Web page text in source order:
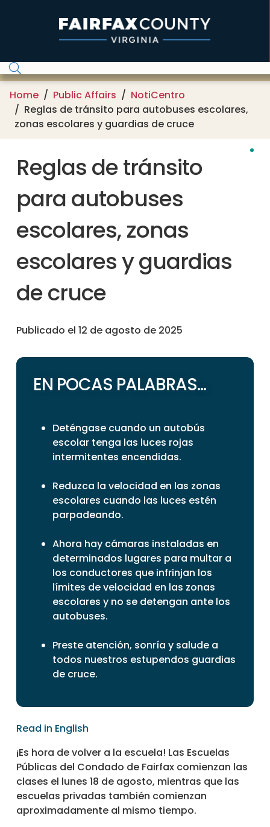
Home Public Affairs
NotiCentro
Reglas de tránsito para autobuses escolares,
zonas escolares y guardias de cruce
Reglas de tránsito
para autobuses
escolares, zonas
escolares y guardias
de cruce
Publicado el 12 de agosto de 2025
EN POCAS PALABRAS...
Deténgase cuando un autobús
escolar tenga las luces rojas
intermitentes encendidas.
Reduzca la velocidad en las zonas
escolares cuando las luces estén
parpadeando.
Ahora hay cámaras instaladas en
determinados lugares para multar a
los conductores que infrinjan los
límites de velocidad en las zonas
escolares y no se detengan ante los
autobuses.
Preste atención, sonría y salude a
todos nuestros estupendos guardias
de cruce.
Read in English
¡Es hora de volver a la escuela! Las Escuelas
Públicas del Condado de Fairfax comienzan las
clases el lunes 18 de agosto, mientras que las
escuelas privadas también comienzan
aproximadamente al mismo tiempo.